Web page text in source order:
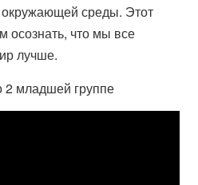
среды. Этот
осознать, что мы все
лучше.
2 младшей группе